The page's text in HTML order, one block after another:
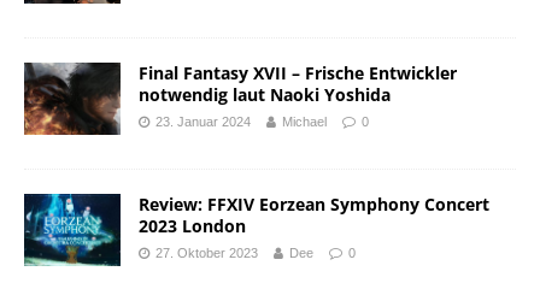
Final Fantasy XVII – Frische Entwickler
notwendig laut Naoki Yoshida
23. Januar 2024 Michael 0
Review: FFXIV Eorzean Symphony Concert
2023 London
27. Oktober 2023 Dee 0